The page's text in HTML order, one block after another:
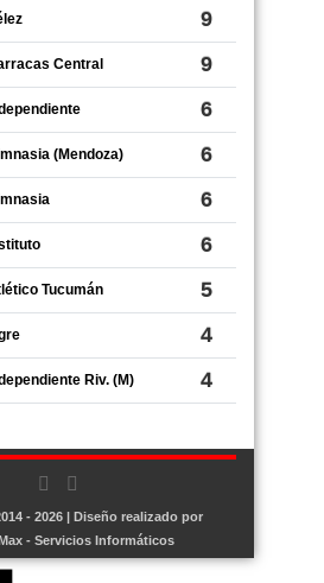
- 2026 | Diseño realizado por
- Servicios Informáticos